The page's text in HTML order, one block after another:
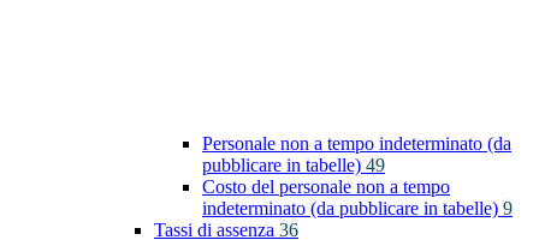
Personale non a tempo indeterminato (da
pubblicare in tabelle) 49
Costo del personale non a tempo
indeterminato (da pubblicare in tabelle) 9
Tassi di assenza 36